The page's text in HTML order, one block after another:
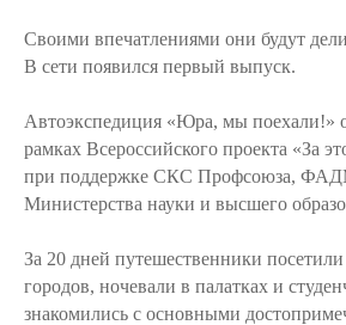
Своими впечатлениями они будут
В сети появился первый выпуск.
Автоэкспедиция «Юра, мы поехали!»
рамках Всероссийского проекта «За
при поддержке СКС Профсоюза,
Министерства науки и высшего
За 20 дней путешественники
городов, ночевали в палатках и
знакомились с основными